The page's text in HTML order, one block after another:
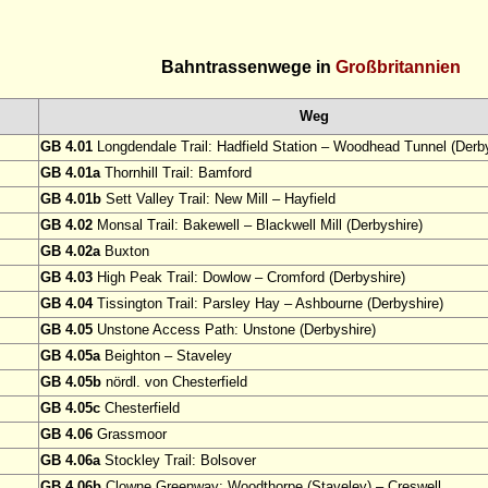
Bahntrassenwege in Großbritannien
Weg
GB 4.01 Longdendale Trail: Hadfield Station – Woodhead Tunnel
GB 4.01aThornhill Trail: Bamford
GB 4.01b Sett Valley Trail: New Mill – Hayfield
GB 4.02 Monsal Trail: Bakewell – Blackwell Mill (Derbyshire)
GB 4.02aBuxton
GB 4.03 High Peak Trail: Dowlow – Cromford (Derbyshire)
GB 4.04Tissington Trail: Parsley Hay – Ashbourne (Derbyshire)
GB 4.05 Unstone Access Path: Unstone (Derbyshire)
GB 4.05aBeighton – Staveley
GB 4.05b nördl. von Chesterfield
GB 4.05c Chesterfield
GB 4.06 Grassmoor
GB 4.06aStockley Trail: Bolsover